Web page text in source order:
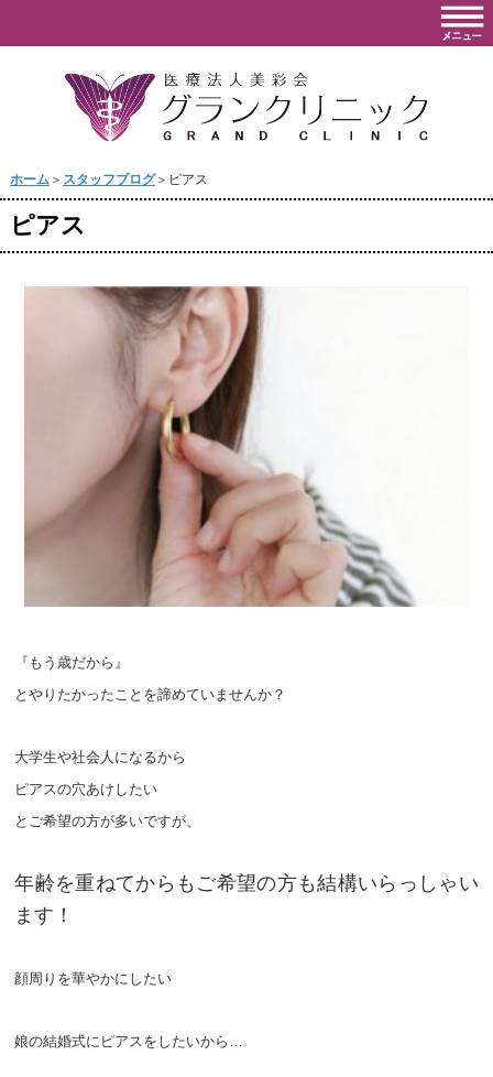
ホーム＞ スタッフブログ＞ピアス
ピアス
『もう歳だから』
とやりたかったことを諦めていませんか？
大学生や社会人になるから
ピアスの穴あけしたい
とご希望の方が多いですが、
年齢を重ねてからもご希望の方も結構いらっしゃい
ます！
顔周りを華やかにしたい
娘の結婚式にピアスをしたいから…